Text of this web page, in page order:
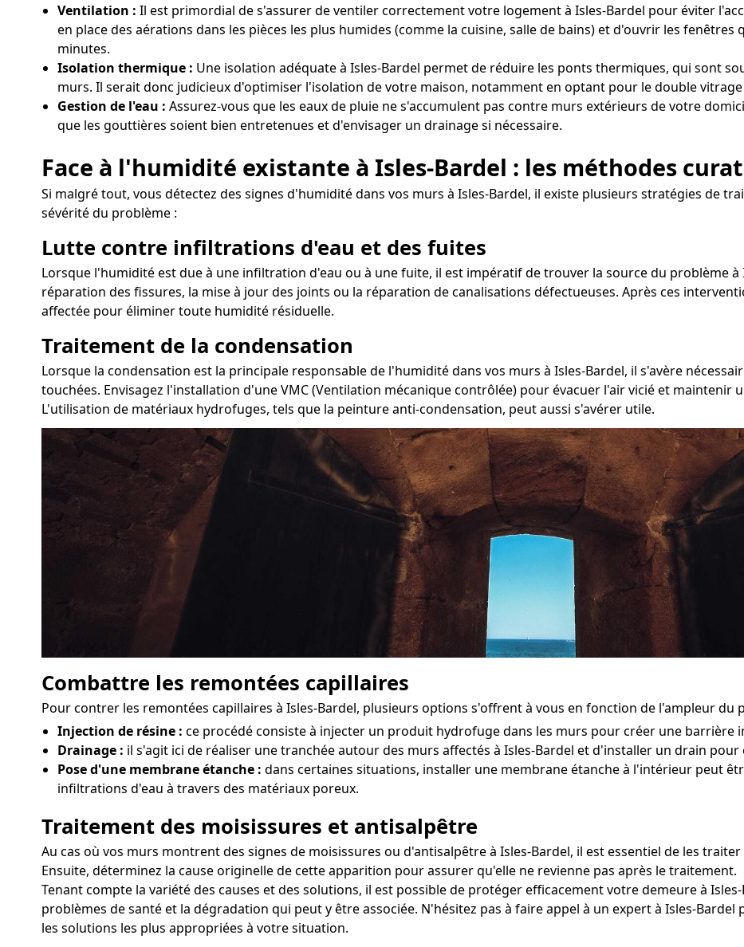
Ventilation : Il est primordial de s'assurer de ventiler correctement votre logement à Isles-Bardel pour éviter
en place des aérations dans les pièces les plus humides (comme la cuisine, salle de bains) et d'ouvrir les
minutes.
Isolation thermique : Une isolation adéquate à Isles-Bardel permet de réduire les ponts thermiques, qui sont
murs. Il serait donc judicieux d'optimiser l'isolation de votre maison, notamment en optant pour le double
Gestion de l'eau : Assurez-vous que les eaux de pluie ne s'accumulent pas contre murs extérieurs de votre
que les gouttières soient bien entretenues et d'envisager un drainage si nécessaire.
Face à l'humidité existante à Isles-Bardel : les méthodes
Si malgré tout, vous détectez des signes d'humidité dans vos murs à Isles-Bardel, il existe plusieurs stratégies de
sévérité du problème :
Lutte contre infiltrations d'eau et des fuites
Lorsque l'humidité est due à une infiltration d'eau ou à une fuite, il est impératif de trouver la source du problème à
réparation des fissures, la mise à jour des joints ou la réparation de canalisations défectueuses. Après ces
affectée pour éliminer toute humidité résiduelle.
Traitement de la condensation
Lorsque la condensation est la principale responsable de l'humidité dans vos murs à Isles-Bardel, il s'avère
touchées. Envisagez l'installation d'une VMC (Ventilation mécanique contrôlée) pour évacuer l'air vicié et maintenir
L'utilisation de matériaux hydrofuges, tels que la peinture anti-condensation, peut aussi s'avérer utile.
Combattre les remontées capillaires
Pour contrer les remontées capillaires à Isles-Bardel, plusieurs options s'offrent à vous en fonction de l'ampleur du
Injection de résine : ce procédé consiste à injecter un produit hydrofuge dans les murs pour créer une barrière
Drainage : il s'agit ici de réaliser une tranchée autour des murs affectés à Isles-Bardel et d'installer un drain pour
Pose d'une membrane étanche : dans certaines situations, installer une membrane étanche à l'intérieur peut
infiltrations d'eau à travers des matériaux poreux.
Traitement des moisissures et antisalpêtre
Au cas où vos murs montrent des signes de moisissures ou d'antisalpêtre à Isles-Bardel, il est essentiel de les
Ensuite, déterminez la cause originelle de cette apparition pour assurer qu'elle ne revienne pas après le traitement.
Tenant compte la variété des causes et des solutions, il est possible de protéger efficacement votre demeure à
problèmes de santé et la dégradation qui peut y être associée. N'hésitez pas à faire appel à un expert à Isles-
les solutions les plus appropriées à votre situation.